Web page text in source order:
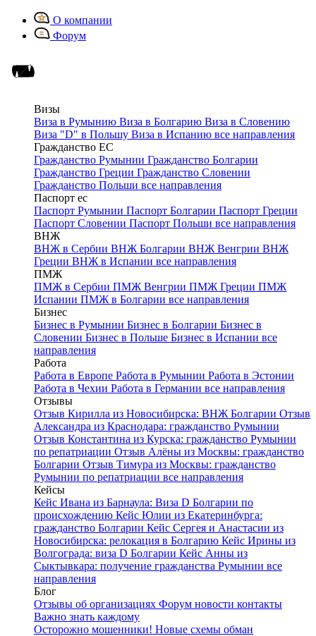
О компании
Форум
Визы
Виза в Румынию Виза в Болгарию Виза в Словению
Виза "D" в Польшу Виза в Испанию все направления
Гражданство ЕС
Гражданство Румынии Гражданство Болгарии
Гражданство Греции Гражданство Словении
Гражданство Польши все направления
Паспорт ес
Паспорт Румынии Паспорт Болгарии Паспорт Греции
Паспорт Словении Паспорт Польши все направления
ВНЖ
ВНЖ в Сербии ВНЖ Болгарии ВНЖ Венгрии ВНЖ
Греции ВНЖ в Испании все направления
ПМЖ
ПМЖ в Сербии ПМЖ Венгрии ПМЖ Греции ПМЖ
Испании ПМЖ в Болгарии все направления
Бизнес
Бизнес в Румынии Бизнес в Болгарии Бизнес в
Словении Бизнес в Польше Бизнес в Испании все
направления
Работа
Работа в Европе Работа в Румынии Работа в Эстонии
Работа в Чехии Работа в Германии все направления
Отзывы
Отзыв Кирилла из Новосибирска: ВНЖ Болгарии Отзыв
Александра из Краснодара: гражданство Румынии
Отзыв Константина из Курска: гражданство Румынии
по репатриации Отзыв Алёны из Москвы: гражданство
Болгарии Отзыв Тимура из Москвы: гражданство
Румынии по репатриации все направления
Кейсы
Кейс Ивана из Барнаула: Виза D Болгарии по
происхождению Кейс Юлии из Екатеринбурга:
гражданство Болгарии Кейс Сергея и Анастасии из
Новосибирска: релокация в Болгарию Кейс Ирины из
Волгограда: виза D Болгарии Кейс Анны из
Сыктывкара: получение гражданства Румынии все
направления
Блог
Отзывы об организациях Форум новости контакты
Важно знать каждому
Осторожно мошенники! Новые схемы обман